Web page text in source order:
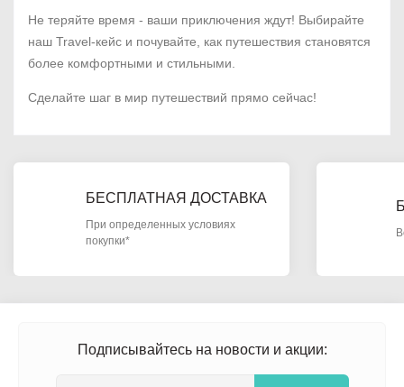
Не теряйте время - ваши приключения ждут! Выбирайте
наш Travel-кейс и почувайте, как путешествия становятся
более комфортными и стильными.
Сделайте шаг в мир путешествий прямо сейчас!
БЕСПЛАТНАЯ ДОСТАВКА
При определенных условиях
покупки*
Подписывайтесь на новости и акции: